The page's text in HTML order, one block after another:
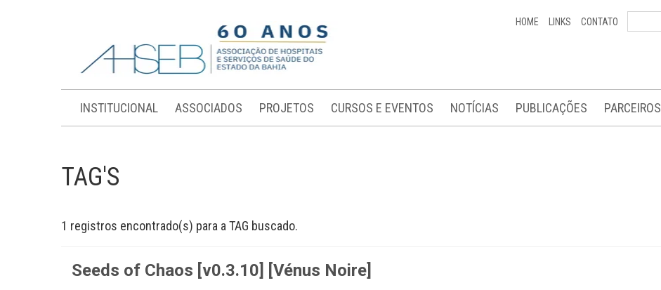
HOME LINKS CONTATO
INSTITUCIONAL ASSOCIADOS PROJETOS CURSOS E EVENTOS NOTÍCIAS PUBLICAÇÕES PARCEIROS
TAG'S
1 registros encontrado(s) para a TAG buscado.
Seeds of Chaos [v0.3.10] [Vénus Noire]